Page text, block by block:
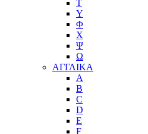
Τ
Υ
Φ
Χ
Ψ
Ω
ΑΓΓΛΙΚΑ
A
B
C
D
E
F